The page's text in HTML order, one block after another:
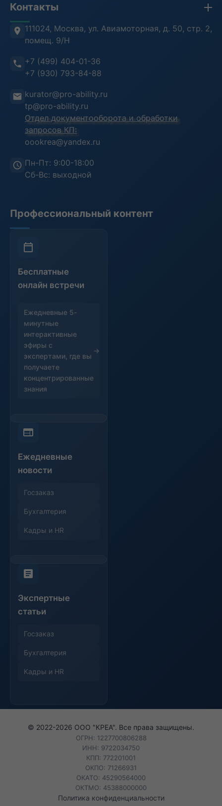
Противодействие коррупции
Антитеррористическая безопасность
Информационная безопасность
Воинский учет
Лицензия
Проверка документов (ФРДО)
Отзывы клиентов
Преподаватели
Анкета слушателя
Контакты
111024, Москва, ул. Авиамоторная, д. 50, стр. 2,
помещ. 9/Н
+7 (499) 404-01-36
+7 (930) 793-84-88
kurator@pro-ability.ru
tp@pro-ability.ru
Отдел документооборота и обработки
запросов КП:
oookrea@yandex.ru
Пн-Пт: 9:00-18:00
Сб-Вс: выходной
Профессиональный контент
Бесплатные
онлайн встречи
Ежедневные 5-
минутные
интерактивные
эфиры с
экспертами, где вы
получаете
концентрированные
знания
Ежедневные
новости
Госзаказ
Бухгалтерия
Кадры и HR
Экспертные
статьи
Госзаказ
Бухгалтерия
Кадры и HR
© 2022-2026 ООО "КРЕА". Все права защищены.
ОГРН: 1227700806288
ИНН: 9722034750
КПП: 772201001
ОКПО: 71266931
ОКАТО: 45290564000
ОКТМО: 45388000000
Политика конфиденциальности